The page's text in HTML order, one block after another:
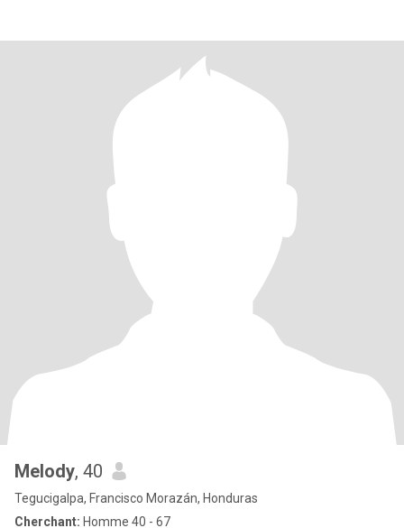
Melody, 40
Tegucigalpa, Francisco Morazán, Honduras
Cherchant: Homme 40 - 67